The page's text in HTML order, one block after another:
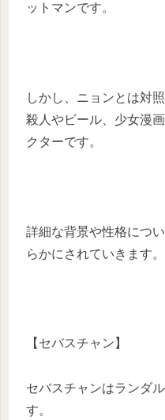
ットマンです。​
しかし、ニョンとは対
殺人やビール、少女漫
クターです。
詳細な背景や性格につ
らかにされていきます。​
【セバスチャン】
セバスチャンはランダ
す。​